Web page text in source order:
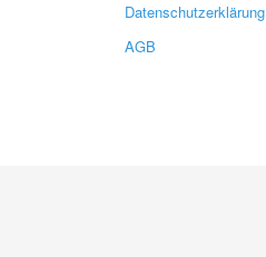
Datenschutzerklärung
AGB